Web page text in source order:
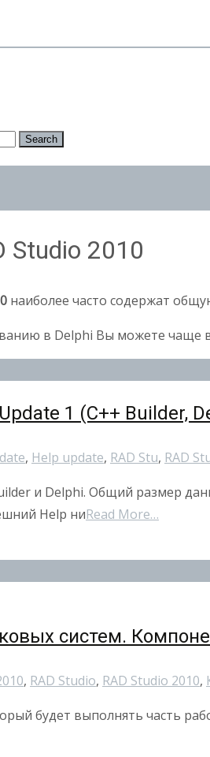
Studio 2010
наиболее часто содержат
в Delphi Вы можете чаще
1 (C++ Builder,
, Help update, RAD Stu, RAD
и Delphi. Общий размер
Help ниRead More…
систем.
, RAD Studio, RAD Studio 2010,
будет выполнять часть